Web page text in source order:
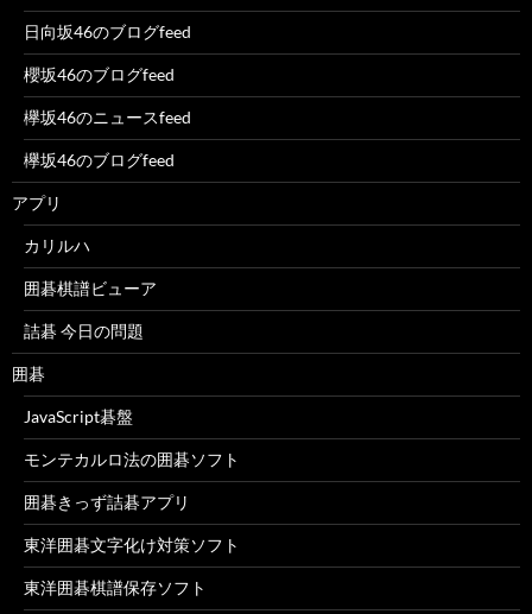
日向坂46のブログfeed
櫻坂46のブログfeed
欅坂46のニュースfeed
欅坂46のブログfeed
アプリ
カリルハ
囲碁棋譜ビューア
詰碁 今日の問題
囲碁
JavaScript碁盤
モンテカルロ法の囲碁ソフト
囲碁きっず詰碁アプリ
東洋囲碁文字化け対策ソフト
東洋囲碁棋譜保存ソフト